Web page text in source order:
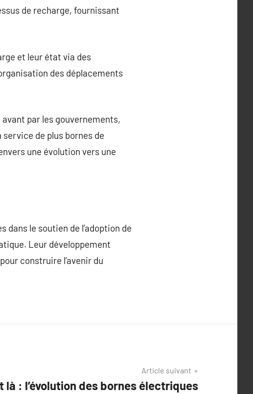
de recharge, fournissant
et leur état via des
des déplacements
par les gouvernements,
de plus bornes de
une évolution vers une
le soutien de l’adoption de
Leur développement
construire l’avenir du
Article suivant
là : l’évolution des bornes électriques